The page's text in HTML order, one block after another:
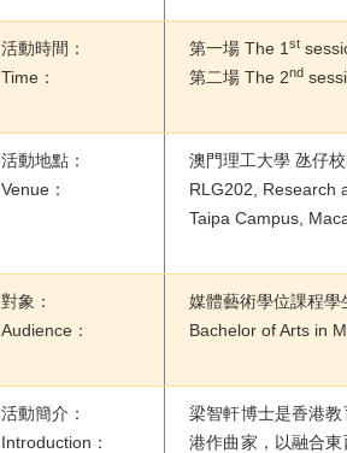
活動時間：
Time：
第一場 The 1 st
第二場 The 2nd
活動地點：
Venue：
澳門理工大學 氹仔
RLG202, Research
Taipa Campus,
對象：
Audience：
媒體藝術學位課程學
Bachelor of Arts in
活動簡介：
Introduction：
梁智軒博士是香港
港作曲家，以融合